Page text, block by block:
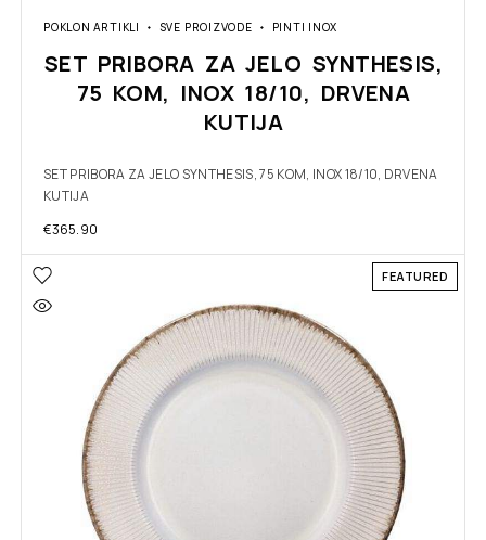
POKLON ARTIKLI SVE PROIZVODE PINTI INOX
SET PRIBORA ZA JELO SYNTHESIS,
75 KOM, INOX 18/10, DRVENA
KUTIJA
SET PRIBORA ZA JELO SYNTHESIS, 75 KOM, INOX 18/10, DRVENA
KUTIJA
€365.90
FEATURED